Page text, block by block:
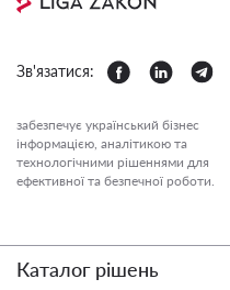
Зв'язатися:
забезпечує український бізнес
інформацією, аналітикою та
технологічними рішеннями для
ефективної та безпечної роботи.
Каталог рішень